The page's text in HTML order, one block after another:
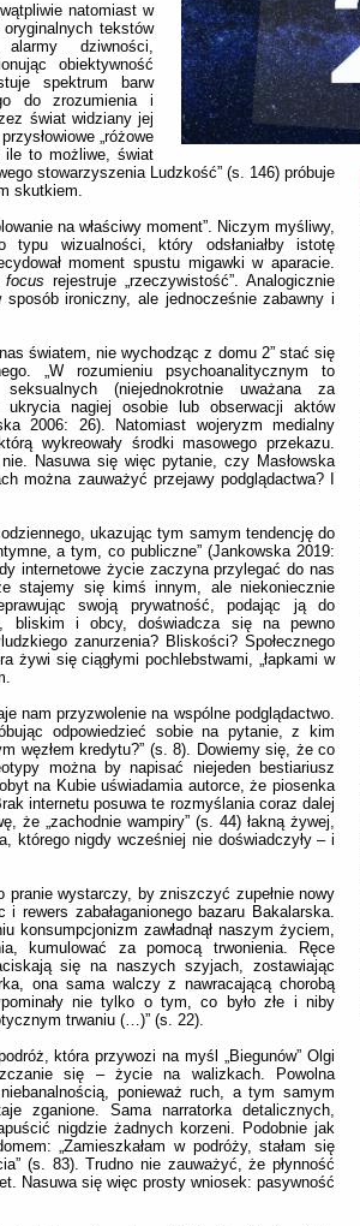
natomiast w
tekstów
dziwności,
obiektywność
spektrum barw
do zrozumienia i
świat widziany jej
„różowe
ile to możliwe, świat
stowarzyszenia Ludzkość” (s. 146) próbuje
skutkiem.
na właściwy moment”. Niczym myśliwy,
typu wizualności, który odsłaniałby istotę
moment spustu migawki w aparacie.
focus rejestruje „rzeczywistość”. Analogicznie
ironiczny, ale jednocześnie zabawny i
światem, nie wychodząc z domu 2” stać się
„W rozumieniu psychoanalitycznym to
(niejednokrotnie uważana za
nagiej osobie lub obserwacji aktów
2006: 26). Natomiast wojeryzm medialny
wykreowały środki masowego przekazu.
Nasuwa się więc pytanie, czy Masłowska
można zauważyć przejawy podglądactwa? I
ukazując tym samym tendencję do
a tym, co publiczne” (Jankowska 2019:
internetowe życie zaczyna przylegać do nas
stajemy się kimś innym, ale niekoniecznie
swoją prywatność, podając ją do
bliskim i obcy, doświadcza się na pewno
zanurzenia? Bliskości? Społecznego
żywi się ciągłymi pochlebstwami, „łapkami w
nam przyzwolenie na wspólne podglądactwo.
odpowiedzieć sobie na pytanie, z kim
węzłem kredytu?” (s. 8). Dowiemy się, że co
można by napisać niejeden bestiariusz
na Kubie uświadamia autorce, że piosenka
internetu posuwa te rozmyślania coraz dalej
że „zachodnie wampiry” (s. 44) łakną żywej,
którego nigdy wcześniej nie doświadczyły – i
pranie wystarczy, by zniszczyć zupełnie nowy
rewers zabałaganionego bazaru Bakalarska.
konsumpcjonizm zawładnął naszym życiem,
kumulować za pomocą trwonienia. Ręce
się na naszych szyjach, zostawiając
ona sama walczy z nawracającą chorobą
nie tylko o tym, co było złe i niby
trwaniu (…)” (s. 22).
która przywozi na myśl „Biegunów” Olgi
się – życie na walizkach. Powolna
ponieważ ruch, a tym samym
zganione. Sama narratorka detalicznych,
nigdzie żadnych korzeni. Podobnie jak
„Zamieszkałam w podróży, stałam się
(s. 83). Trudno nie zauważyć, że płynność
Nasuwa się więc prosty wniosek: pasywność